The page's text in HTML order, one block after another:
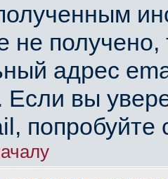
не получено,
адрес
вы
попробуйте